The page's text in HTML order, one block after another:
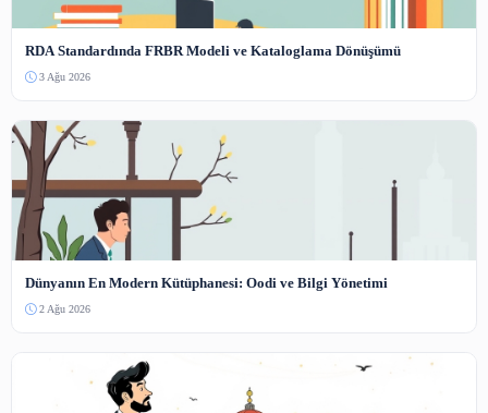
erişim açısından değil, aynı zamanda düzenleme ve
açısından da önemlidir. Fotoğraf, video ve ses
belgelerden farklı olarak, görsel ve işitsel öğeler içerdiği
doğru bir şekilde düzenlemesi ve sınıflandırması,
erişim ve kullanım açısından büyük önem taşımaktadır.
Arşivlerde çoklu ortam içeriğinin yönetimi, aynı
arşivlerin güvenliği açısından da büyük bir zorluk
Fotoğraf, video ve ses kayıtları, diğer belgelerden
daha savunmasızdır. Bu nedenle, arşivlerin bu